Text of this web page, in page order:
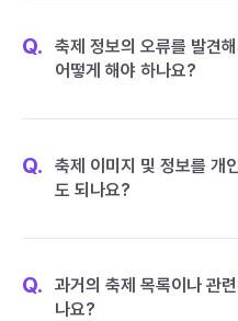
Q.
축제 정보의 오류를 발견
어떻게 해야 하나요?
Q.
축제 이미지 및 정보를 개
도 되나요?
Q.
과거의 축제 목록이나 관
나요?